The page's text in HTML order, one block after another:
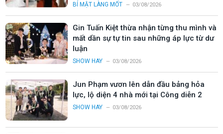
BÍ MẬT LÀNG MỐT 03/08/2026
Gin Tuấn Kiệt thừa nhận từng thu mình và
mất dần sự tự tin sau những áp lực từ dư
luận
SHOW HAY 03/08/2026
Jun Phạm vươn lên dẫn đầu bảng hỏa
lực, lộ diện 4 nhà mới tại Công diễn 2
SHOW HAY 03/08/2026